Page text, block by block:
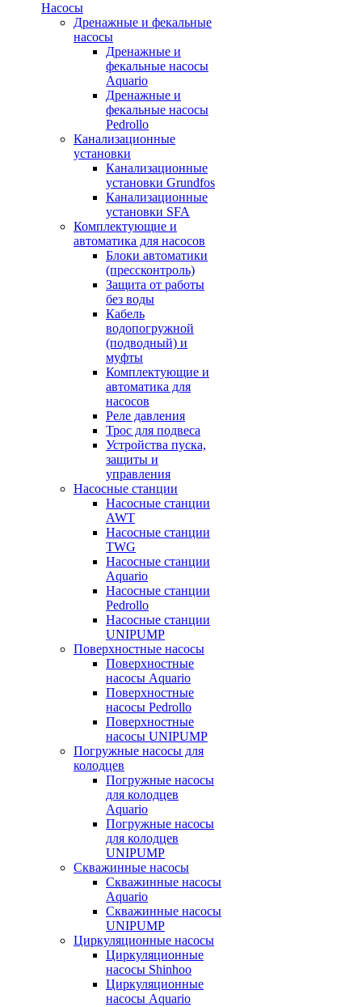
Насосы
Дренажные и фекальные
насосы
Дренажные и
фекальные насосы
Aquario
Дренажные и
фекальные насосы
Pedrollo
Канализационные
установки
Канализационные
установки Grundfos
Канализационные
установки SFA
Комплектующие и
автоматика для насосов
Блоки автоматики
(прессконтроль)
Защита от работы
без воды
Кабель
водопогружной
(подводный) и
муфты
Комплектующие и
автоматика для
насосов
Реле давления
Трос для подвеса
Устройства пуска,
защиты и
управления
Насосные станции
Насосные станции
AWT
Насосные станции
TWG
Насосные станции
Aquario
Насосные станции
Pedrollo
Насосные станции
UNIPUMP
Поверхностные насосы
Поверхностные
насосы Aquario
Поверхностные
насосы Pedrollo
Поверхностные
насосы UNIPUMP
Погружные насосы для
колодцев
Погружные насосы
для колодцев
Aquario
Погружные насосы
для колодцев
UNIPUMP
Скважинные насосы
Скважинные насосы
Aquario
Скважинные насосы
UNIPUMP
Циркуляционные насосы
Циркуляционные
насосы Shinhoo
Циркуляционные
насосы Aquario